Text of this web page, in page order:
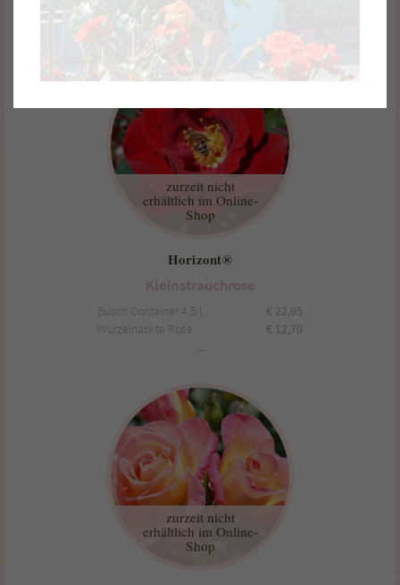
zurzeit nicht
erhältlich im Online-
Shop
Horizont®
Kleinstrauchrose
Busch Container 4,5 l € 22,95
Wurzelnackte Rose
€ 12,70
...
zurzeit nicht
erhältlich im Online-
Shop